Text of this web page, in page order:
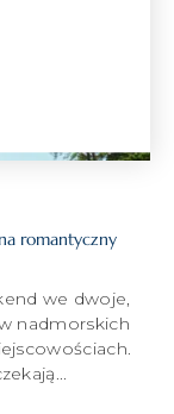
romantyczny
we dwoje,
nadmorskich